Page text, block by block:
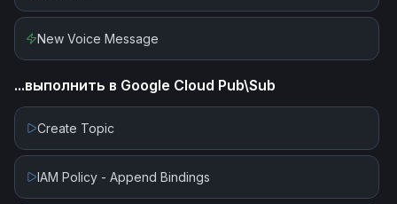
New Voice Message
...выполнить в Google Cloud Pub\Sub
Create Topic
IAM Policy - Append Bindings